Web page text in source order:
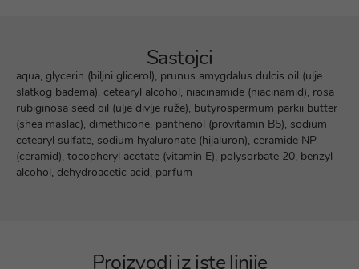
Sastojci
aqua, glycerin (biljni glicerol), prunus amygdalus dulcis oil (ulje
slatkog badema), cetearyl alcohol, niacinamide (niacinamid), rosa
rubiginosa seed oil (ulje divlje ruže), butyrospermum parkii butter
(shea maslac), dimethicone, panthenol (provitamin B5), sodium
cetearyl sulfate, sodium hyaluronate (hijaluron), ceramide NP
(ceramid), tocopheryl acetate (vitamin E), polysorbate 20, benzyl
alcohol, dehydroacetic acid, parfum
Proizvodi iz iste linije